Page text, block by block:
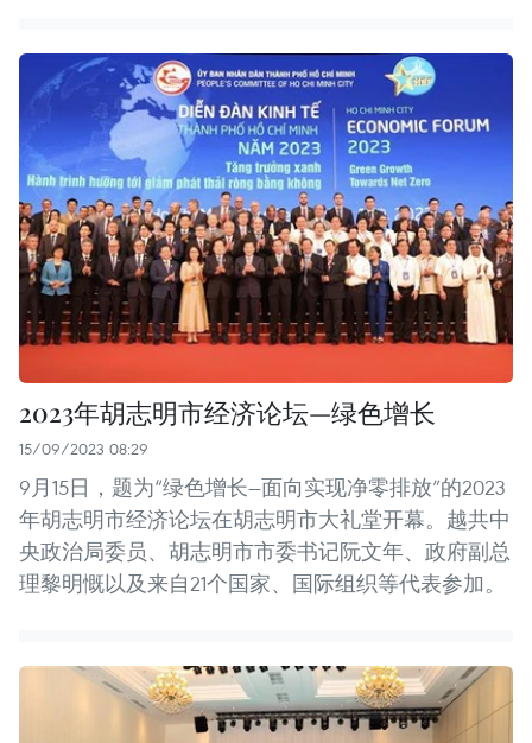
2023年胡志明市经济论坛—绿色增长
15/09/2023 08:29
9月15日，题为“绿色增长—面向实现净零排放”的2023
年胡志明市经济论坛在胡志明市大礼堂开幕。越共中
央政治局委员、胡志明市市委书记阮文年、政府副总
理黎明慨以及来自21个国家、国际组织等代表参加。